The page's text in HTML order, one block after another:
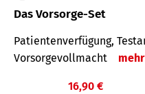
Das Vorsorge-Set
Patienten­ver­fügung,
Vor­sorge­voll­macht
mehr
16,90 €